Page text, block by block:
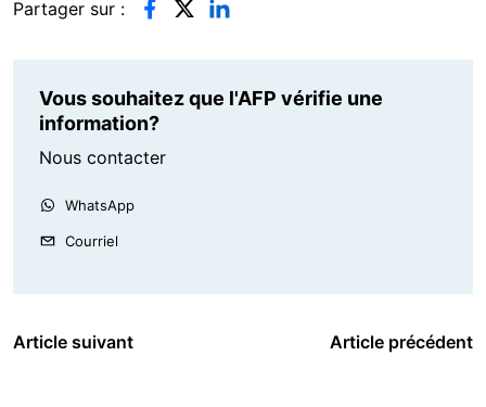
Partager sur :
Vous souhaitez que l'AFP vérifie une
information?
Nous contacter
WhatsApp
Courriel
Article suivant Article précédent